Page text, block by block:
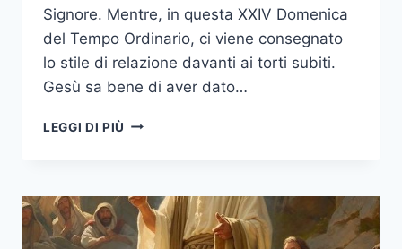
Signore. Mentre, in questa XXIV Domenica
del Tempo Ordinario, ci viene consegnato
lo stile di relazione davanti ai torti subiti.
Gesù sa bene di aver dato…
LEGGI DI PIÙ